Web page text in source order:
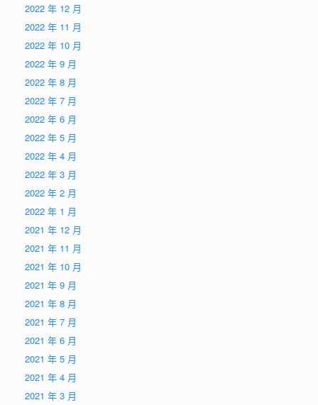
2022 年 12 月
2022 年 11 月
2022 年 10 月
2022 年 9 月
2022 年 8 月
2022 年 7 月
2022 年 6 月
2022 年 5 月
2022 年 4 月
2022 年 3 月
2022 年 2 月
2022 年 1 月
2021 年 12 月
2021 年 11 月
2021 年 10 月
2021 年 9 月
2021 年 8 月
2021 年 7 月
2021 年 6 月
2021 年 5 月
2021 年 4 月
2021 年 3 月